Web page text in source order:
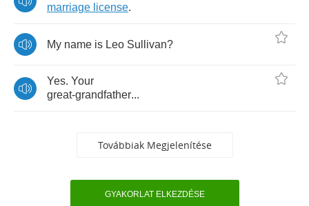
marriage license.
My name is Leo Sullivan?
Yes. Your
great-grandfather...
Továbbiak Megjelenítése
GYAKORLAT ELKEZDÉSE